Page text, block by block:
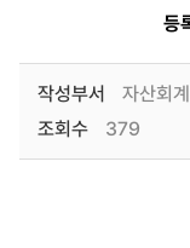
등
작성부서
자산회
조회수
379